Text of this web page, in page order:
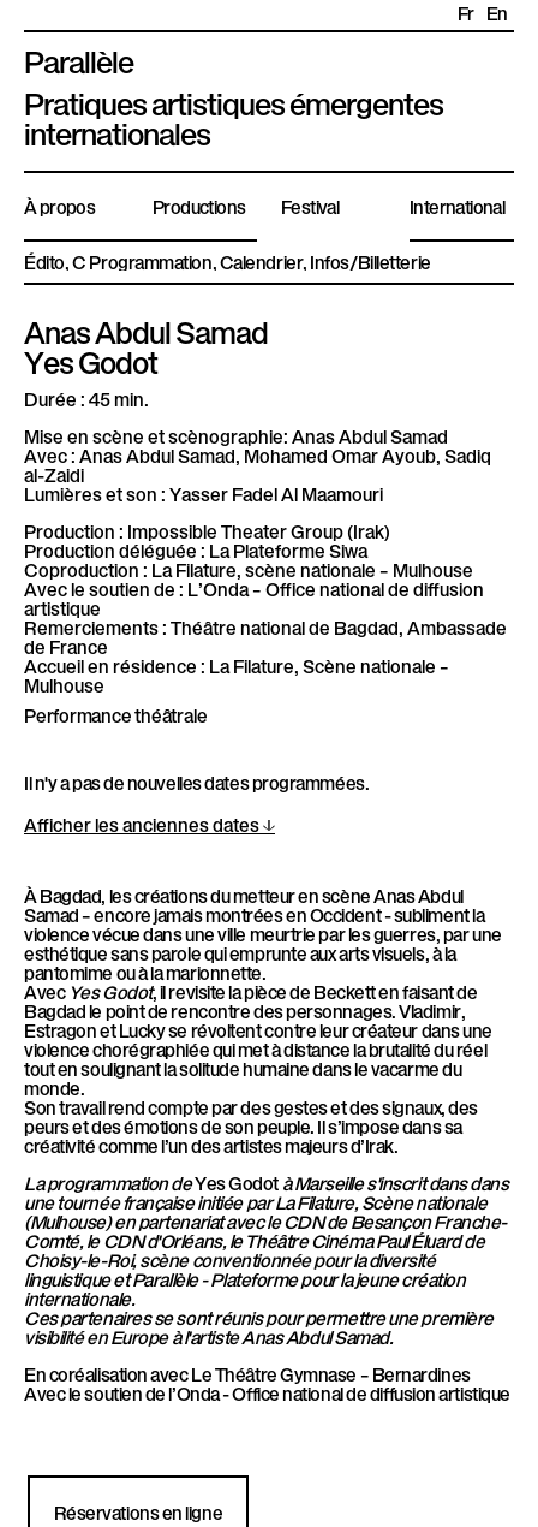
Parallèle
P
l
a
t
e
f
o
m
e
P
a
r
a
l
l
è
l
e
Pratiques artistiques émergentes
internationales
Fr En
À propos Productions Festival International
Édito Programmation Calendrier Infos/Billetterie
Anas Abdul Samad
Yes Godot
Durée : 45 min.
Mise en scène et scènographie: Anas Abdul Samad
Avec : Anas Abdul Samad, Mohamed Omar Ayoub, Sadiq
al-Zaidi
Lumières et son : Yasser Fadel Al Maamouri
Production : Impossible Theater Group (Irak)
Production déléguée : La Plateforme Siwa
Coproduction : La Filature, scène nationale – Mulhouse
Avec le soutien de : L’Onda – Office national de diffusion
artistique
Remerciements : Théâtre national de Bagdad, Ambassade
de France
Accueil en résidence : La Filature, Scène nationale –
Mulhouse
Performance théâtrale
Il n'y a pas de nouvelles dates programmées.
Afficher les anciennes dates
À Bagdad, les créations du metteur en scène Anas Abdul
Samad – encore jamais montrées en Occident - subliment la
violence vécue dans une ville meurtrie par les guerres, par une
esthétique sans parole qui emprunte aux arts visuels, à la
pantomime ou à la marionnette.
Avec Yes Godot, il revisite la pièce de Beckett en faisant de
Bagdad le point de rencontre des personnages. Vladimir,
Estragon et Lucky se révoltent contre leur créateur dans une
violence chorégraphiée qui met à distance la brutalité du réel
tout en soulignant la solitude humaine dans le vacarme du
monde.
Son travail rend compte par des gestes et des signaux, des
peurs et des émotions de son peuple. Il s’impose dans sa
créativité comme l’un des artistes majeurs d’Irak.
La programmation deYes Godot à Marseille s'inscrit dans dans
une tournée française initiée par La Filature, Scène nationale
(Mulhouse) en partenariat avec le CDN de Besançon Franche-
Comté, le CDN d'Orléans, le Théâtre Cinéma Paul Éluard de
Choisy-le-Roi, scène conventionnée pour la diversité
linguistique et Parallèle - Plateforme pour la jeune création
internationale.
Ces partenaires se sont réunis pour permettre une première
visibilité en Europe à l'artiste Anas Abdul Samad.
En coréalisation avec Le Théâtre Gymnase – Bernardines
Avec le soutien de l’Onda - Office national de diffusion artistique
Réservations en ligne